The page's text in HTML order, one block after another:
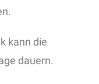
kann die
dauern.